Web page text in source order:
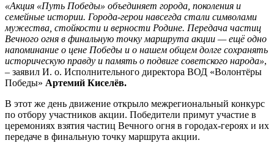
«Акция «Путь Победы» объединяет города, поколения и
семейные истории. Города-герои навсегда стали символами
мужества, стойкости и верности Родине. Передача частиц
Вечного огня в финальную точку маршрута акции — ещё одно
напоминание о цене Победы и о нашем общем долге сохранять
историческую правду и память о подвиге советского народа»,
– заявил И. о. Исполнительного директора ВОД «Волонтёры
Победы» Артемий Киселёв.
В этот же день движение открыло межрегиональный конкурс
по отбору участников акции. Победители примут участие в
церемониях взятия частиц Вечного огня в городах-героях и их
передаче в финальную точку маршрута акции.